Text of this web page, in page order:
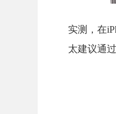
实测，在
太建议通